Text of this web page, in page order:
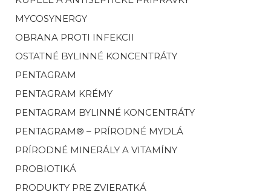
MYCOSYNERGY
OBRANA PROTI INFEKCII
OSTATNÉ BYLINNÉ KONCENTRÁTY
PENTAGRAM
PENTAGRAM KRÉMY
PENTAGRAM BYLINNÉ KONCENTRÁTY
PENTAGRAM® – PRÍRODNÉ MYDLÁ
PRÍRODNÉ MINERÁLY A VITAMÍNY
PROBIOTIKÁ
PRODUKTY PRE ZVIERATKÁ